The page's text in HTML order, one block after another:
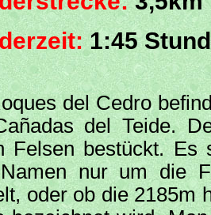
1:45
del Cedro
del Teide.
Felsen bestückt.
nur um die
oder ob die 2185m